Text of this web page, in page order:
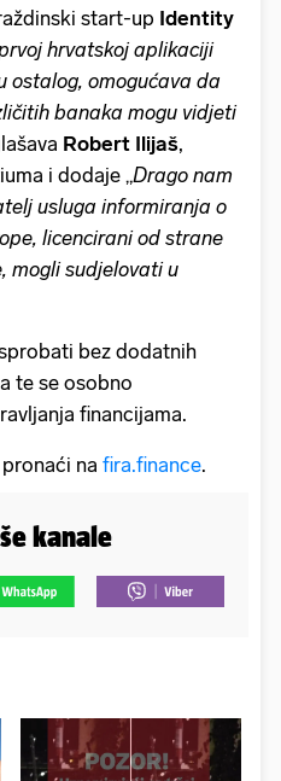
start-up Identity
hrvatskoj aplikaciji
ostalog, omogućava da
banaka mogu vidjeti
Robert Ilijaš,
i dodaje „Drago nam
usluga informiranja o
licencirani od strane
mogli sudjelovati u
bez dodatnih
te se osobno
financijama.
na fira.finance.
kanale